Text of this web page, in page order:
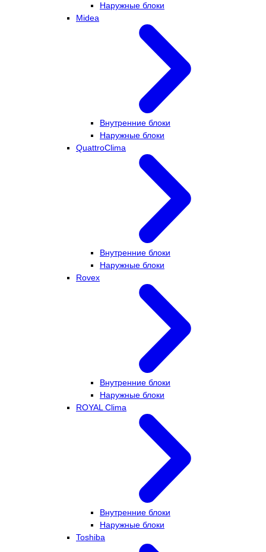
Наружные блоки
Midea
Внутренние блоки
Наружные блоки
QuattroClima
Внутренние блоки
Наружные блоки
Rovex
Внутренние блоки
Наружные блоки
ROYAL Clima
Внутренние блоки
Наружные блоки
Toshiba